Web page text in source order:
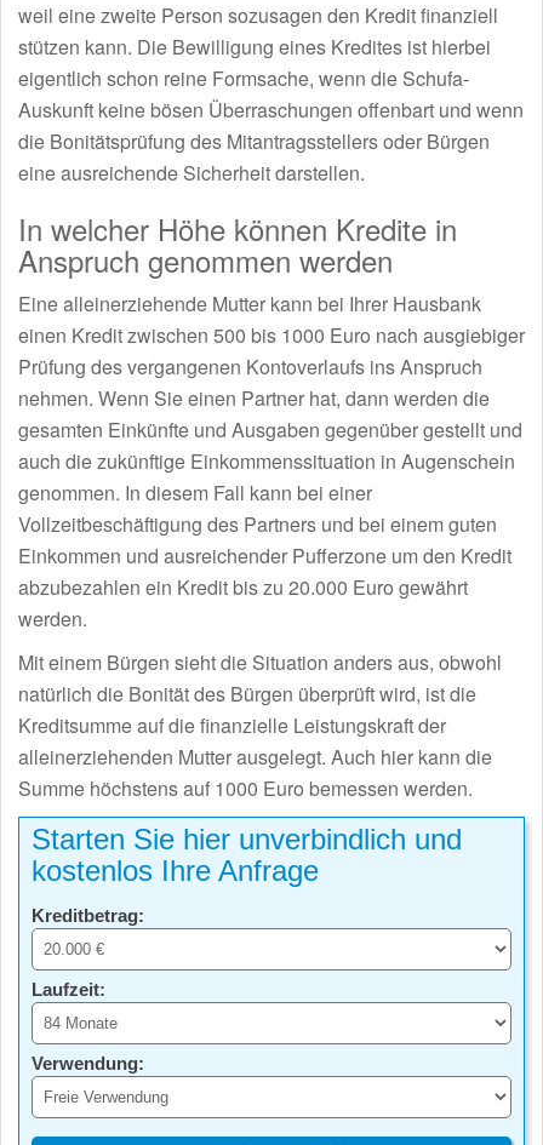
weil eine zweite Person sozusagen den Kredit finanziell
stützen kann. Die Bewilligung eines Kredites ist hierbei
eigentlich schon reine Formsache, wenn die Schufa-
Auskunft keine bösen Überraschungen offenbart und wenn
die Bonitätsprüfung des Mitantragsstellers oder Bürgen
eine ausreichende Sicherheit darstellen.
In welcher Höhe können Kredite in
Anspruch genommen werden
Eine alleinerziehende Mutter kann bei Ihrer Hausbank
einen Kredit zwischen 500 bis 1000 Euro nach ausgiebiger
Prüfung des vergangenen Kontoverlaufs ins Anspruch
nehmen. Wenn Sie einen Partner hat, dann werden die
gesamten Einkünfte und Ausgaben gegenüber gestellt und
auch die zukünftige Einkommenssituation in Augenschein
genommen. In diesem Fall kann bei einer
Vollzeitbeschäftigung des Partners und bei einem guten
Einkommen und ausreichender Pufferzone um den Kredit
abzubezahlen ein Kredit bis zu 20.000 Euro gewährt
werden.
Mit einem Bürgen sieht die Situation anders aus, obwohl
natürlich die Bonität des Bürgen überprüft wird, ist die
Kreditsumme auf die finanzielle Leistungskraft der
alleinerziehenden Mutter ausgelegt. Auch hier kann die
Summe höchstens auf 1000 Euro bemessen werden.
Starten Sie hier unverbindlich und
kostenlos Ihre Anfrage
Kreditbetrag:
Laufzeit:
Verwendung: